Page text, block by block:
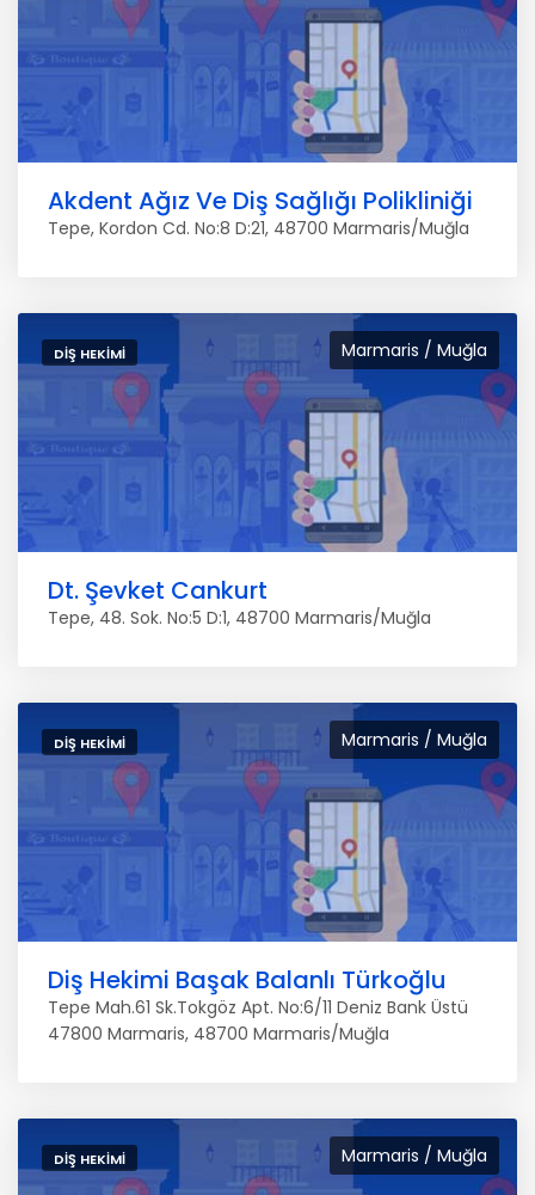
Akdent Ağız Ve Diş Sağlığı Polikliniği
Tepe, Kordon Cd. No:8 D:21, 48700 Marmaris/Muğla
Marmaris / Muğla
DIŞ HEKIMI
Dt. Şevket Cankurt
Tepe, 48. Sok. No:5 D:1, 48700 Marmaris/Muğla
Marmaris / Muğla
DIŞ HEKIMI
Diş Hekimi Başak Balanlı Türkoğlu
Tepe Mah.61 Sk.Tokgöz Apt. No:6/11 Deniz Bank Üstü
47800 Marmaris, 48700 Marmaris/Muğla
Marmaris / Muğla
DIŞ HEKIMI